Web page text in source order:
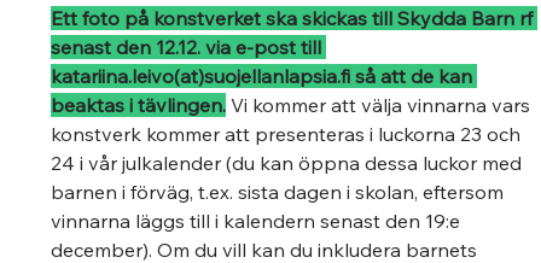
Ett foto på konstverket ska skickas till Skydda Barn rf
senast den 12.12. via e-post till
katariina.leivo(at)suojellanlapsia.fi så att de kan
beaktas i tävlingen. Vi kommer att välja vinnarna vars
konstverk kommer att presenteras i luckorna 23 och
24 i vår julkalender (du kan öppna dessa luckor med
barnen i förväg, t.ex. sista dagen i skolan, eftersom
vinnarna läggs till i kalendern senast den 19:e
december). Om du vill kan du inkludera barnets